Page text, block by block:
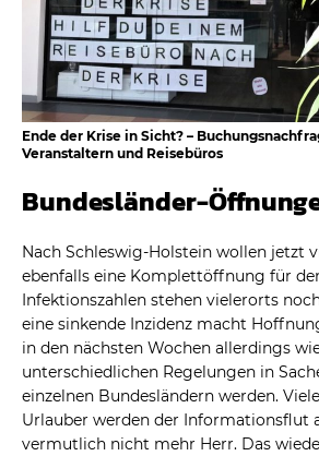
Ende der Krise in Sicht? –
Veranstaltern und Reisebüros
Bundesländer-
Nach Schleswig-Holstein wollen jetzt
ebenfalls eine Komplettöffnung für
Infektionszahlen stehen vielerorts
eine sinkende Inzidenz macht
in den nächsten Wochen allerdings
unterschiedlichen Regelungen in
einzelnen Bundesländern werden.
Urlauber werden der Informationsflut
vermutlich nicht mehr Herr. Das